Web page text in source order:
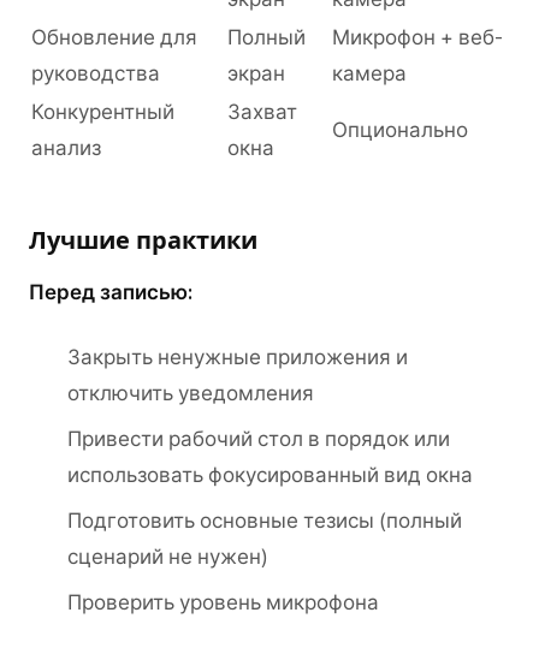
Обновление для
руководства
Полный
экран
Микрофон + веб-
камера
Конкурентный
анализ
Захват
окна
Опционально
Лучшие практики
Перед записью:
Закрыть ненужные приложения и
отключить уведомления
Привести рабочий стол в порядок или
использовать фокусированный вид окна
Подготовить основные тезисы (полный
сценарий не нужен)
Проверить уровень микрофона